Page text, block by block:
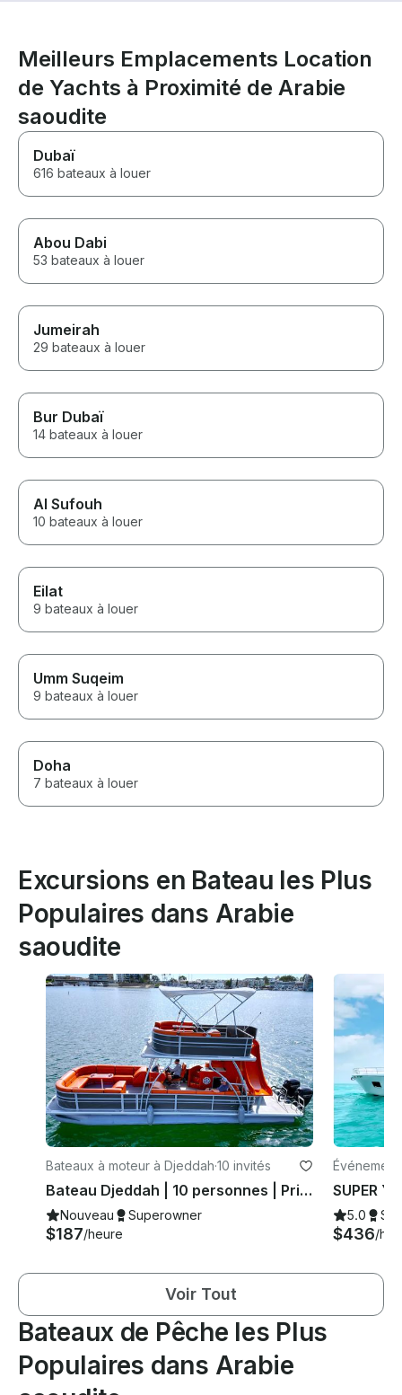
Meilleurs Emplacements Location
de Yachts à Proximité de Arabie
saoudite
Dubaï
616 bateaux à louer
Abou Dabi
53 bateaux à louer
Jumeirah
29 bateaux à louer
Bur Dubaï
14 bateaux à louer
Al Sufouh
10 bateaux à louer
Eilat
9 bateaux à louer
Umm Suqeim
9 bateaux à louer
Doha
7 bateaux à louer
Excursions en Bateau les Plus
Populaires dans Arabie
saoudite
Bateaux à moteur à Djeddah·10 invités
Bateau Djeddah | 10 personnes | Prix à partir de 1 250 SAR | Bateau | 10 PERSONNES | 1 250 SAR
Nouveau Superowner
$187/heure
5.0
$436/
Voir Tout
Bateaux de Pêche les Plus
Populaires dans Arabie